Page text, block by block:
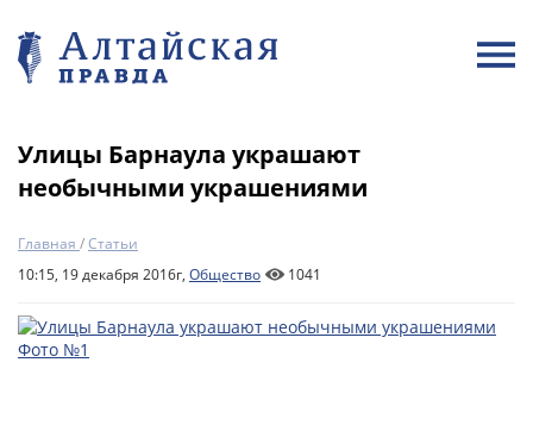
Улицы Барнаула украшают
необычными украшениями
Главная /Статьи
10:15, 19 декабря 2016г, Общество 1041